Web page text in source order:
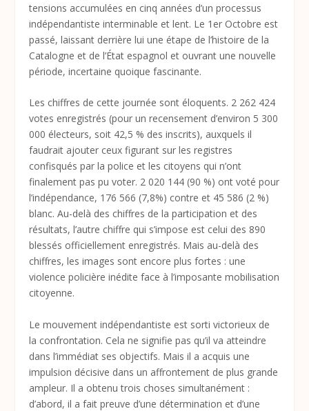
tensions accumulées en cinq années d’un processus
indépendantiste interminable et lent. Le 1 er Octobre est
passé, laissant derrière lui une étape de l’histoire de la
Catalogne et de l’État espagnol et ouvrant une nouvelle
période, incertaine quoique fascinante.
Les chiffres de cette journée sont éloquents. 2 262 424
votes enregistrés (pour un recensement d’environ 5 300
000 électeurs, soit 42,5 % des inscrits), auxquels il
faudrait ajouter ceux figurant sur les registres
confisqués par la police et les citoyens qui n’ont
finalement pas pu voter. 2 020 144 (90 %) ont voté pour
l’indépendance, 176 566 (7,8%) contre et 45 586 (2 %)
blanc. Au-delà des chiffres de la participation et des
résultats, l’autre chiffre qui s’impose est celui des 890
blessés officiellement enregistrés. Mais au-delà des
chiffres, les images sont encore plus fortes : une
violence policière inédite face à l’imposante mobilisation
citoyenne.
Le mouvement indépendantiste est sorti victorieux de
la confrontation. Cela ne signifie pas qu’il va atteindre
dans l’immédiat ses objectifs. Mais il a acquis une
impulsion décisive dans un affrontement de plus grande
ampleur. Il a obtenu trois choses simultanément :
d’abord, il a fait preuve d’une détermination et d’une